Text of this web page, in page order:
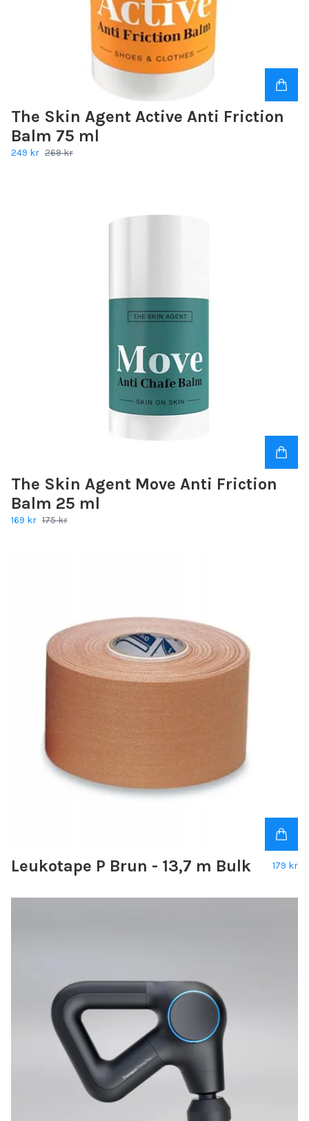
The Skin Agent Active Anti Friction
Balm 75 ml
249 kr 269 kr
The Skin Agent Move Anti Friction
Balm 25 ml
169 kr 175 kr
Leukotape P Brun - 13,7 m Bulk 179 kr